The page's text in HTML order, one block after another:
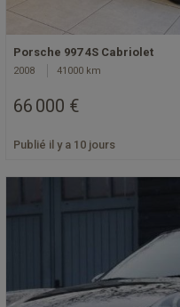
Porsche 997 4S Cabriolet
2008 41000 km
66 000 €
Publié il y a 10 jours